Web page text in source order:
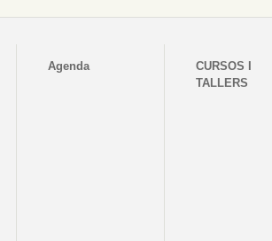
Agenda
CURSOS I
TALLERS